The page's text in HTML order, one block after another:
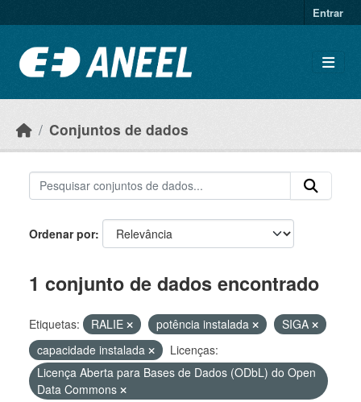
Entrar
Conjuntos de dados
Ordenar por
1 conjunto de dados encontrado
Etiquetas: RALIE potência instalada
SIGA
capacidade instalada
Licenças:
Licença Aberta para Bases de Dados (ODbL) do Open
Data Commons